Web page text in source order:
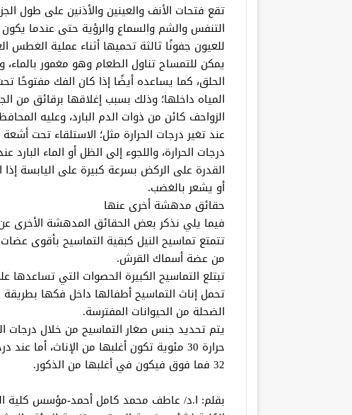
تقع فتحات الأنف والعينين والأذنين على طول
التنفس والشم والسماع والرؤية حتى عندما يكون
للعيون جفونًا ثالثة تحميها أثناء عملية الغطس
يمكن للتمساح تناول الطعام وهو مغمور
الحلق، كما يساعده أيضًا إذا كان الفك مفتوحًا
المياه داخلها؛ وذلك بسبب إغلاقها برقائق من
الزواحف كائن من ذوات الدم البارد، وعليه
عند تغير درجات الحرارة مثل؛ الاستلقاء تحت
درجات الحرارة، واللجوء إلى الظل أو الماء
القدرة على الركض بسرعة كبيرة على اليابسة
أو يشعر بالغضب.
حقائق مدهشة أخرى عنها
فيما يلي نذكر بعض الحقائق المدهشة الأخرى
من عضة أسماك القرش.
تبتلع التماسيح الكبيرة الحصوات التي
تحمل إناث التماسيح أطفالها داخل فكها
الضحلة من الحيوانات المفترسة.
يتم تحديد جنس صغار التماسيح من خلال درجات
32 فما فوق فيكون في أغلبها من الذكور.
بقلم: ا.د/ عاطف محمد كامل أحمد-مؤسس كلية